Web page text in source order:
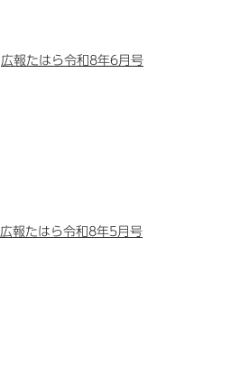
広報たはら令和8年6月号
広報たはら令和8年5月号